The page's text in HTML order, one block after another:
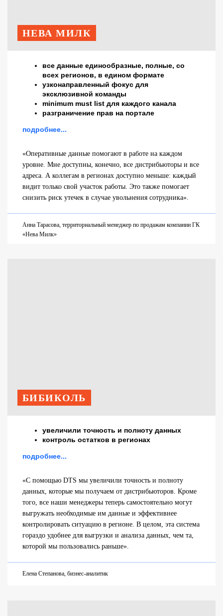
НЕВА МИЛК
все данные единообразные, полные, со
всех регионов, в едином формате
узконаправленный фокус для
эксклюзивной команды
minimum must list для каждого канала
разграничение прав на портале
подробнее...
«Оперативные данные помогают в работе на каждом
уровне. Мне доступны, конечно, все дистрибьюторы и все
адреса. А коллегам в регионах доступно меньше: каждый
видит только свой участок работы. Это также помогает
снизить риск утечек в случае увольнения сотрудника».
Анна Тарасова, территориальный менеджер по продажам компании ГК
«Нева Милк»
БИБИКОЛЬ
увеличили точность и полноту данных
контроль остатков в регионах
подробнее...
«С помощью DTS мы увеличили точность и полноту
данных, которые мы получаем от дистрибьюторов. Кроме
того, все наши менеджеры теперь самостоятельно могут
выгружать необходимые им данные и эффективнее
контролировать ситуацию в регионе. В целом, эта система
гораздо удобнее для выгрузки и анализа данных, чем та,
которой мы пользовались раньше».
Елена Степанова, бизнес-аналитик